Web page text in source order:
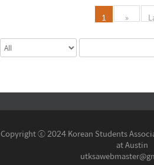
1 »
Copyright ⓒ 2024 Korean Students
at Austin